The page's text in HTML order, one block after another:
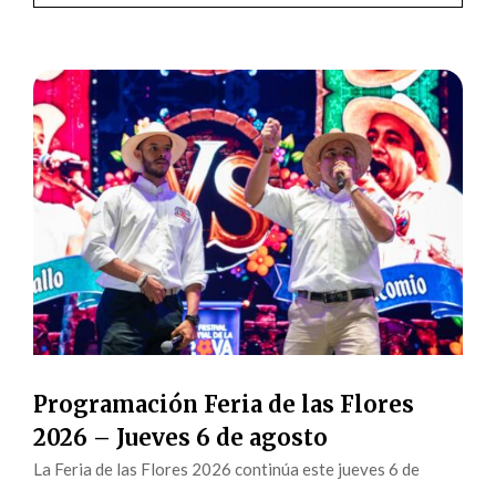
Programación Feria de las Flores
2026 – Jueves 6 de agosto
La Feria de las Flores 2026 continúa este jueves 6 de